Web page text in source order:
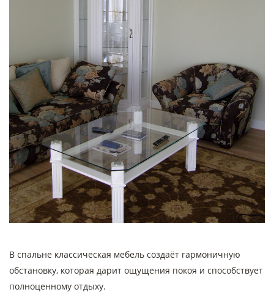
В спальне классическая мебель создаёт гармоничную
обстановку, которая дарит ощущения покоя и способствует
полноценному отдыху.